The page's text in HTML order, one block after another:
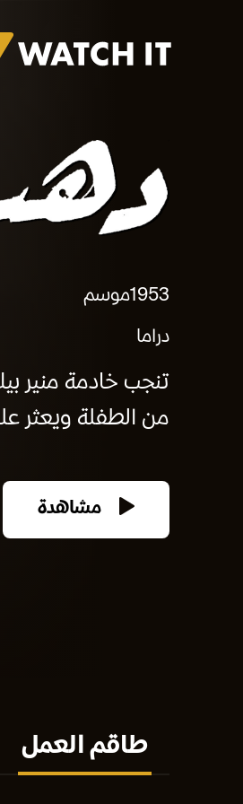
1953موسم
دراما
تنجب خادمة منير
من الطفلة ويعثر
مشاهدة
طاقم العمل